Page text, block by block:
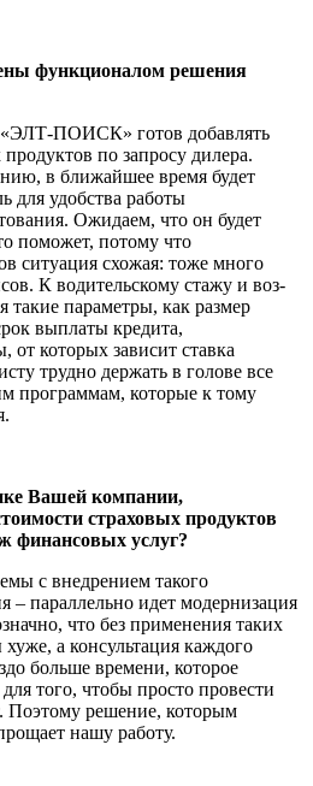
функцио­налом решения
ПОИСК» готов добавлять
по запросу дилера.
в ближайшее время будет
для удоб­ства работы
Ожидаем, что он будет
поможет, потому что
ситуация схо­жая: тоже много
К водительскому стажу и воз­
такие параме­тры, как размер
выплаты кредита,
от которых зависит ставка
трудно дер­жать в голове все
программам, которые к тому
Вашей компа­нии,
страховых продуктов
финансовых услуг?
с внедре­нием такого
– параллельно идет модернизация
что без применения таких
а консультация каждого
больше времени, которое
того, чтобы просто провести
Поэтому решение, кото­рым
нашу работу.